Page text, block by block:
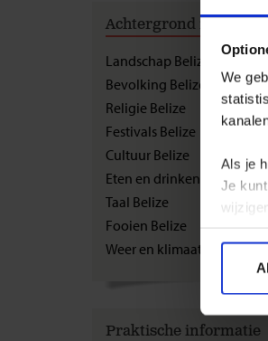
We
Als je
Je
Achtergrond
Landschap Belize
Bevolking Belize
Religie Belize
Festivals Belize
Cultuur Belize
Eten en drinken Belize
Taal Belize
Fooien Belize
Weer en klimaat Belize
Praktische informatie